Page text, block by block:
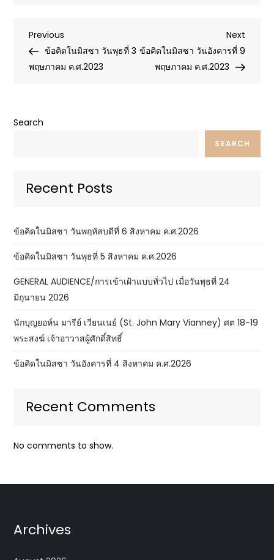
Post
navigation
Previous
Post
Previous
ข้อคิดในมิสซา วันพุธที่ 3
พฤษภาคม ค.ศ.2023
Next
Post
Next
ข้อคิดในมิสซา วันอังคารที่ 9
พฤษภาคม ค.ศ.2023
Search
SEARCH
Recent Posts
ข้อคิดในมิสซา วันพฤหัสบดีที่ 6 สิงหาคม ค.ศ.2026
ข้อคิดในมิสซา วันพุธที่ 5 สิงหาคม ค.ศ.2026
GENERAL AUDIENCE/การเข้าเฝ้าแบบทั่วไป เมื่อวันพุธที่ 24
มิถุนายน 2026
นักบุญยอห์น มารีย์ เวียนเนย์ (St. John Mary Vianney) ศต 18-19
พระสงฆ์ เจ้าอาวาสผู้ศักดิ์สิทธิ์
ข้อคิดในมิสซา วันอังคารที่ 4 สิงหาคม ค.ศ.2026
Recent Comments
No comments to show.
Archives